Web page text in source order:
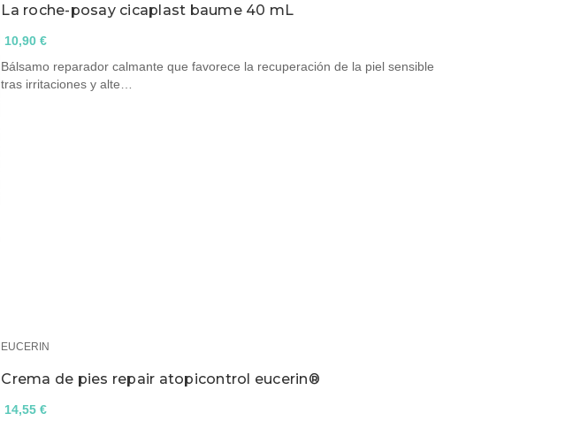
La roche-posay cicaplast baume 40 mL
10,90 €
Bálsamo reparador calmante que favorece la recuperación de la piel sensible
tras irritaciones y alte…
EUCERIN
Crema de pies repair atopicontrol eucerin®
14,55 €